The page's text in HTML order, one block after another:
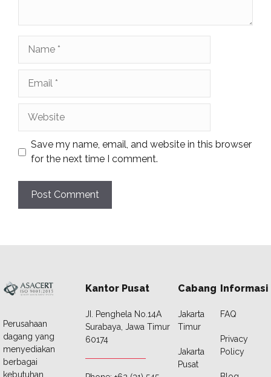
Save my name, email, and website in this browser
for the next time I comment.
Perusahaan
dagang yang
menyediakan
berbagai
kebutuhan
Kantor Pusat
JI. Penghela No.14A
Surabaya, Jawa Timur
60174
Cabang
Jakarta
Timur
Jakarta
Pusat
Informasi
FAQ
Privacy
Policy